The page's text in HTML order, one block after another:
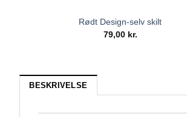
Rødt Design-selv skilt
79,00 kr.
BESKRIVELSE